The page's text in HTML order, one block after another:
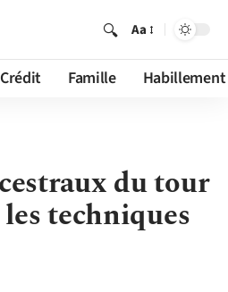
Aa
Crédit Famille Habillement
du tour
techniques